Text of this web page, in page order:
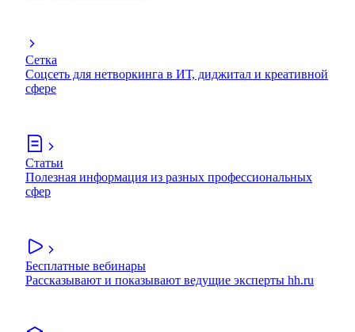
Сетка
Соцсеть для нетворкинга в ИТ, диджитал и креативной
сфере
Статьи
Полезная информация из разных профессиональных
сфер
Бесплатные вебинары
Рассказывают и показывают ведущие эксперты hh.ru